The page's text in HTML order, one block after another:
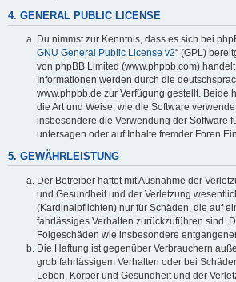
4. GENERAL PUBLIC LICENSE
Du nimmst zur Kenntnis, dass es sich bei
GNU General Public License v2“ (GPL)
von phpBB Limited (www.phpbb.com)
Informationen werden durch die
www.phpbb.de zur Verfügung gestellt. Beide
die Art und Weise, wie die Software
insbesondere die Verwendung der Software
untersagen oder auf Inhalte fremder Foren
5. GEWÄHRLEISTUNG
Der Betreiber haftet mit Ausnahme der
und Gesundheit und der Verletzung
(Kardinalpflichten) nur für Schäden, die auf
fahrlässiges Verhalten zurückzuführen sind.
Folgeschäden wie insbesondere
Die Haftung ist gegenüber Verbrauchern
grob fahrlässigem Verhalten oder bei
Leben, Körper und Gesundheit und der